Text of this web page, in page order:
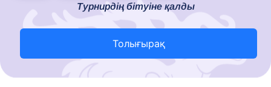
Турнирдің бітуіне қалды
Толығырақ